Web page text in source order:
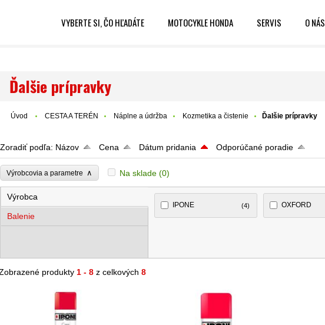
VYBERTE SI, ČO HĽADÁTE MOTOCYKLE HONDA SERVIS O NÁS
Ďalšie prípravky
Úvod CESTA A TERÉN Náplne a údržba Kozmetika a čistenie Ďalšie prípravky
Zoradiť podľa: Názov Cena Dátum pridania Odporúčané poradie
Výrobcovia a parametre ∧ Na sklade (0)
Výrobca
Balenie
IPONE (4) OXFORD
produkty 1 - 8 z celkových8